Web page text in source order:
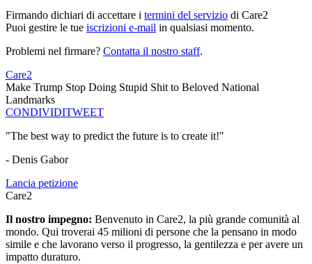
Firmando dichiari di accettare i termini del servizio di Care2
Puoi gestire le tue iscrizioni e-mail in qualsiasi momento.
Problemi nel firmare? Contatta il nostro staff.
Care2
Make Trump Stop Doing Stupid Shit to Beloved National
Landmarks
CONDIVIDITWEET
"The best way to predict the future is to create it!"
- Denis Gabor
Lancia petizione
Care2
Il nostro impegno: Benvenuto in Care2, la più grande comunità al
mondo. Qui troverai 45 milioni di persone che la pensano in modo
simile e che lavorano verso il progresso, la gentilezza e per avere un
impatto duraturo.